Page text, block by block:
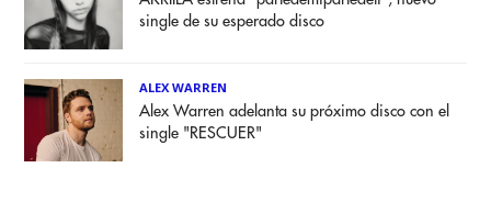
single de su esperado disco
ALEX WARREN
Alex Warren adelanta su próximo disco con el
single "RESCUER"